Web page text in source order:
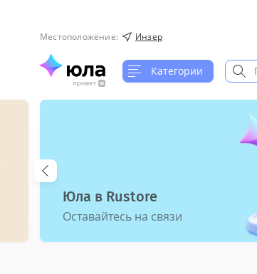
Местоположение: Инзер
Категории
Юла в Rustore
Оставайтесь на связи